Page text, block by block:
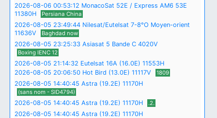
2026-08-06 00:53:12 MonacoSat 52E / Express AM6 53E
11380H
Persiana China
2026-08-05 23:49:44 Nilesat/Eutelsat 7-8°O Moyen-orient
11636V
Baghdad now
2026-08-05 23:25:33 Asiasat 5 Bande C 4020V
Boxing IENC 12
2026-08-05 21:14:32 Eutelsat 16A (16.0E) 11553H
2026-08-05 20:06:50 Hot Bird (13.0E) 11117V
1809
2026-08-05 14:40:45 Astra (19.2E) 11170H
(sans nom - SID4794)
2026-08-05 14:40:45 Astra (19.2E) 11170H .2.
2026-08-05 14:40:45 Astra (19.2E) 11170H